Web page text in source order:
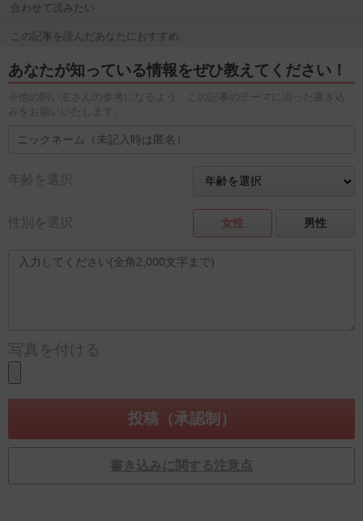
合わせて読みたい
この記事を読んだあなたにおすすめ
あなたが知っている情報をぜひ教えてください！
※他の飼い主さんの参考になるよう、この記事のテーマに沿った書き込
みをお願いいたします。
年齢を選択
性別を選択 女性 男性
写真を付ける
書き込みに関する注意点